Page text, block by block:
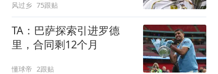
风过乡 75跟贴
TA：巴萨探索引进罗德
里，合同剩12个月
懂球帝 2跟贴